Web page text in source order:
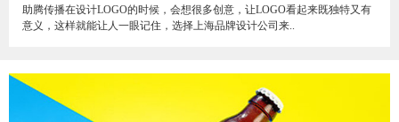
助腾传播在设计LOGO的时候，会想很多创意，让LOGO看起来既独特又有
意义，这样就能让人一眼记住，选择上海品牌设计公司来..